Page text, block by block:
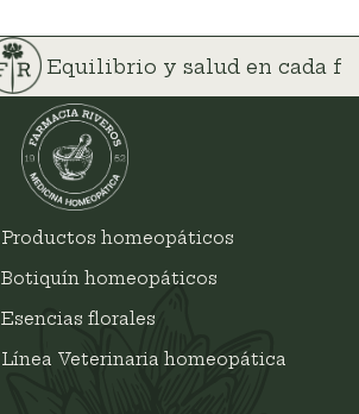
Equilibrio y salud en cada
Productos homeopáticos
Botiquín homeopáticos
Esencias florales
Línea Veterinaria homeopática